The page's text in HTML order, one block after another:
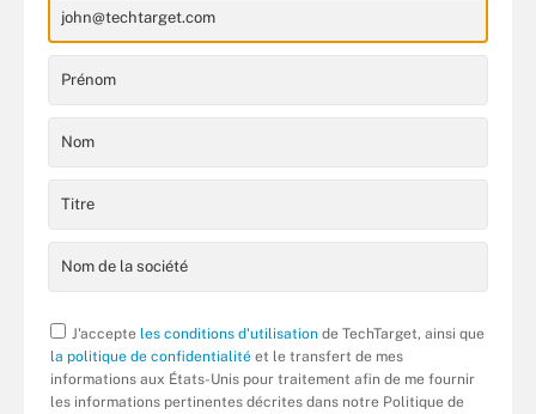
J'accepte les conditions d'utilisation de TechTarget, ainsi que
la politique de confidentialité et le transfert de mes
informations aux États-Unis pour traitement afin de me fournir
les informations pertinentes décrites dans notre Politique de